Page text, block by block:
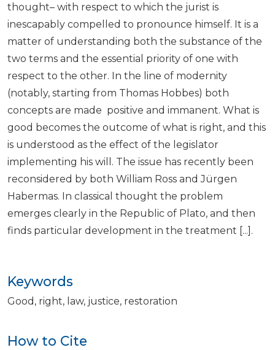
Keywords
Good right law justice restoration
How to Cite
thought– with respect to which the jurist is
inescapably compelled to pronounce himself. It is a
matter of understanding both the substance of the
two terms and the essential priority of one with
respect to the other. In the line of modernity
(notably, starting from Thomas Hobbes) both
concepts are made positive and immanent. What is
good becomes the outcome of what is right, and this
is understood as the effect of the legislator
implementing his will. The issue has recently been
reconsidered by both William Ross and Jürgen
Habermas. In classical thought the problem
emerges clearly in the Republic of Plato, and then
finds particular development in the treatment [...].